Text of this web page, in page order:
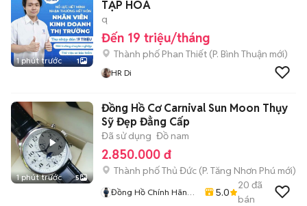
1 phút trước 1
TẠP HOÁ
q
Đến 19 triệu/tháng
Thành phố Phan Thiết (P. Bình Thuận mới)
HR Di
1 phút trước 5
Đồng Hồ Cơ Carnival Sun Moon Thụy
Sỹ Đẹp Đẳng Cấp
Đã sử dụng Đồ nam
2.850.000 đ
Thành phố Thủ Đức (P. Tăng Nhơn Phú mới)
Đồng Hồ Chính Hãng
5.0
20 đã
bán